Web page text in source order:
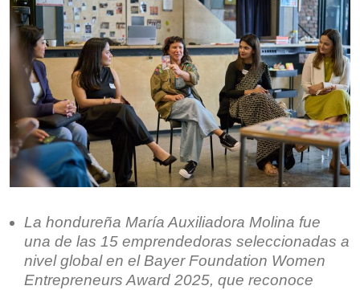
La hondureña María Auxiliadora Molina fue
una de las 15 emprendedoras seleccionadas a
nivel global en el Bayer Foundation Women
Entrepreneurs Award 2025, que reconoce